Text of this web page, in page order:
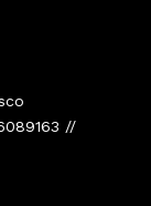
//